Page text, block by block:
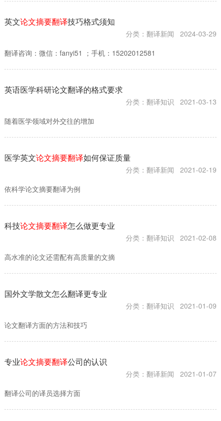
英文论文摘要翻译技巧格式须知
分类：翻译新闻
2024-03-29
翻译咨询：微信：fanyi51 ；手机：15202012581
英语医学科研论文翻译的格式要求
分类：翻译知识
2021-03-13
随着医学领域对外交往的增加
医学英文论文摘要翻译如何保证质量
分类：翻译新闻
2021-02-19
依科学论文摘要翻译为例
科技论文摘要翻译怎么做更专业
分类：翻译知识
2021-02-08
高水准的论文还需配有高质量的文摘
国外文学散文怎么翻译更专业
分类：翻译知识
2021-01-09
论文翻译方面的方法和技巧
专业论文摘要翻译公司的认识
分类：翻译新闻
2021-01-07
翻译公司的译员选择方面